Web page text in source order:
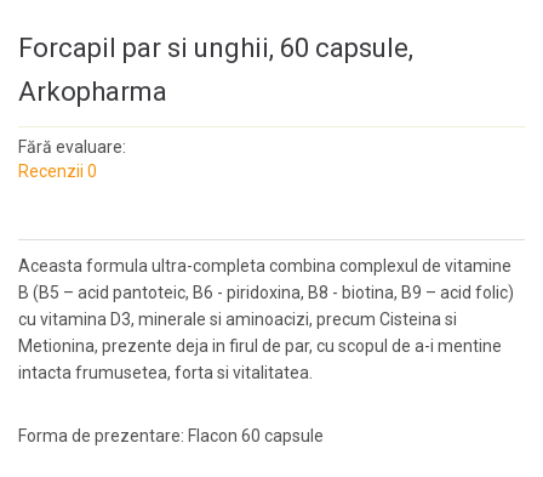
Forcapil par si unghii, 60 capsule,
Arkopharma
Fără evaluare:
Recenzii 0
Aceasta formula ultra-completa combina complexul de vitamine
B (B5 – acid pantoteic, B6 - piridoxina, B8 - biotina, B9 – acid folic)
cu vitamina D3, minerale si aminoacizi, precum Cisteina si
Metionina, prezente deja in firul de par, cu scopul de a-i mentine
intacta frumusetea, forta si vitalitatea.
Forma de prezentare: Flacon 60 capsule